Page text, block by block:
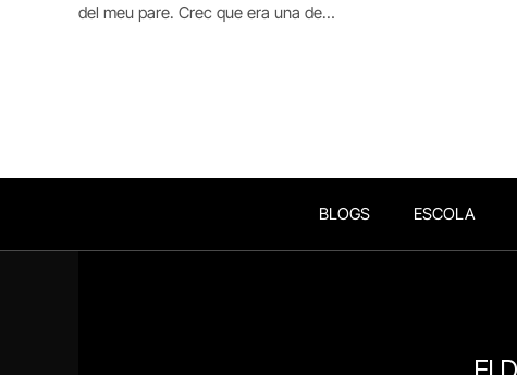
del meu pare. Crec que era una de…
BLOGS ESCOLA